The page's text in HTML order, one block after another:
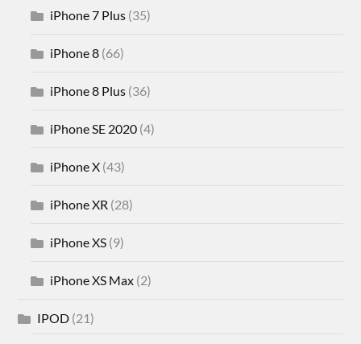
iPhone 7 Plus (35)
iPhone 8 (66)
iPhone 8 Plus (36)
iPhone SE 2020 (4)
iPhone X (43)
iPhone XR (28)
iPhone XS (9)
iPhone XS Max (2)
IPOD (21)